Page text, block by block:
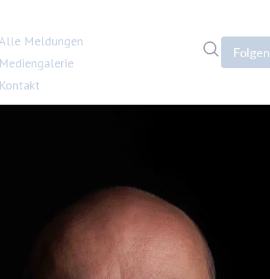
Meldungen
Mediengalerie
Kontakt
Folgen